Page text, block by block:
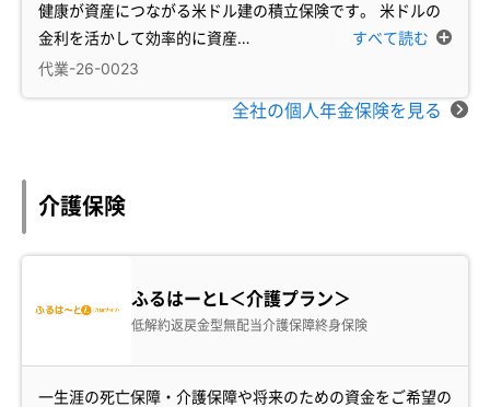
健康が資産につながる米ドル建の積立保険です。 米ドルの
金利を活かして効率的に資産…
すべて読む
代業-26-0023
全社の個人年金保険を見る
介護保険
ふるはーとL＜介護プラン＞
低解約返戻金型無配当介護保障終身保険
一生涯の死亡保障・介護保障や将来のための資金をご希望の